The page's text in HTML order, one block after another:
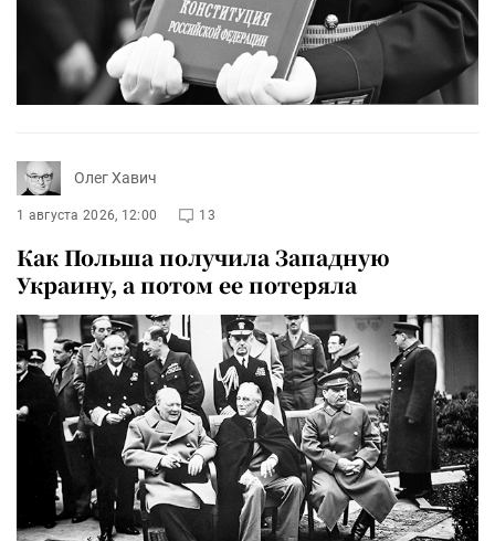
Олег Хавич
1 августа 2026, 12:00 13
Как Польша получила Западную
Украину, а потом ее потеряла